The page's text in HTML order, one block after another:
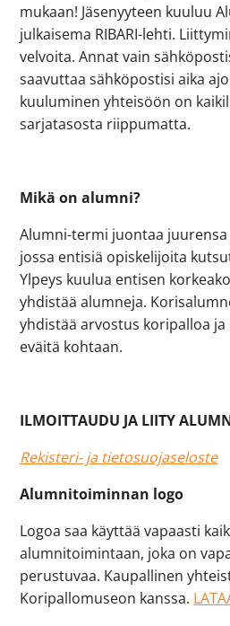
mukaan! Jäsenyyteen kuuluu
julkaisema RIBARI-lehti.
velvoita. Annat vain
saavuttaa sähköpostisi aika
kuuluminen yhteisöön on
sarjatasosta riippumatta.
Mikä on alumni?
Alumni-termi juontaa
jossa entisiä opiskelijoita
Ylpeys kuulua entisen
yhdistää alumneja.
yhdistää arvostus koripalloa
eväitä kohtaan.
ILMOITTAUDU JA LIITY
Rekisteri- ja tietosuojaseloste
Alumnitoiminnan logo
Logoa saa käyttää vapaasti
alumnitoimintaan, joka on
perustuvaa. Kaupallinen
Koripallomuseon kanssa.